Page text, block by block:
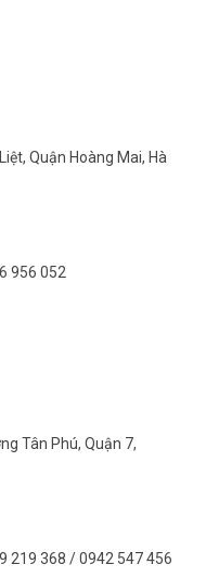
Quận Hoàng Mai, Hà
956 052
Tân Phú, Quận 7,
219 368 / 0942 547 456